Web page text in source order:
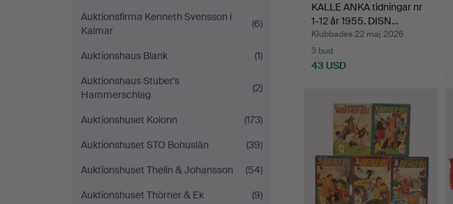
Auktionsfirma Kenneth Svensson i
Kalmar
(6)
Auktionshaus Blank
(1)
Auktionshaus Stuber's
Hammerschlag
(2)
Auktionshuset Kolonn
(173)
Auktionshuset STO Bohuslän
(39)
Auktionshuset Thelin & Johansson
(54)
Auktionshuset Thörner & Ek
(9)
KALLE ANKA tidningar nr
1-12 år 1955. DISN…
Klubbades 22 maj 2026
3 bud
43 USD